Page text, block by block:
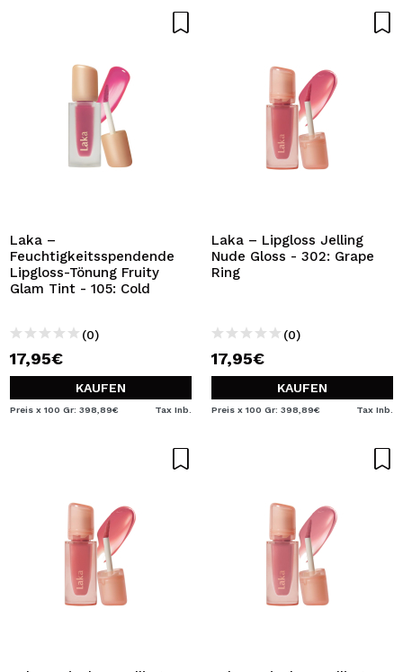
Laka –
Feuchtigkeitsspendende
Lipgloss-Tönung Fruity
Glam Tint - 105: Cold
(0)
17,95€
KAUFEN
Preis x 100 Gr: 398,89€ Tax Inb.
Laka – Lipgloss Jelling
Nude Gloss - 302: Grape
Ring
(0)
17,95€
KAUFEN
Preis x 100 Gr: 398,89€ Tax Inb.